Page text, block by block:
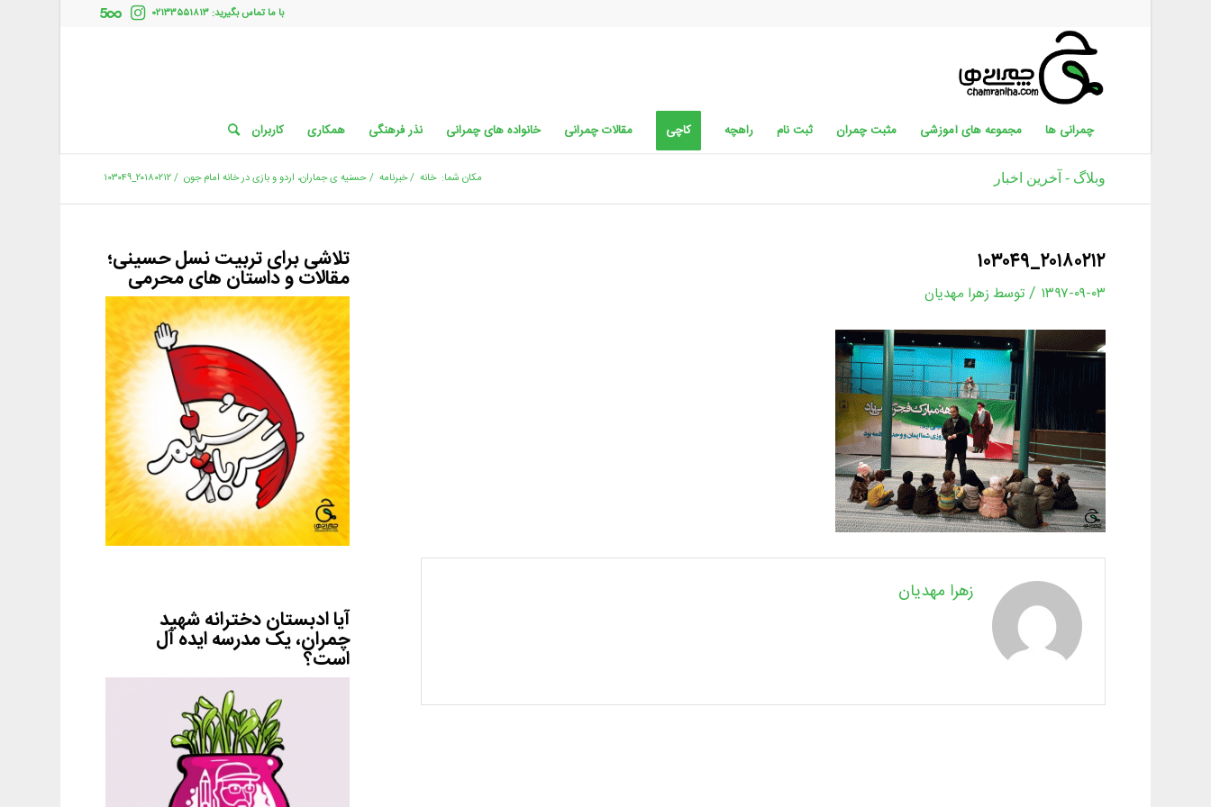
با ما تماس بگیرید: ۰۲۱۳۳۵۵۱۸۱۳
چمرانی ها مجموعه های آموزشی مثبت چمران ثبت نام راهچه کاچی مقالات چمرانی خانواده های چمرانی نذر فرهنگی همکاری کاربران
وبلاگ - آخرین اخبار مکان شما: خانه /خبرنامه /حسنیه ی جماران، اردو و بازی در خانه امام جون /۲۰۱۸۰۲۱۲_۱۰۳۰۴۹
۲۰۱۸۰۲۱۲_۱۰۳۰۴۹
۱۳۹۷-۰۹-۰۳ / توسط زهرا مهدیان
زهرا مهدیان
تلاشی برای تربیت نسل حسینی؛
مقالات و داستان های محرمی
آیا ادبستان دخترانه شهید
چمران، یک مدرسه ایده آل
است؟